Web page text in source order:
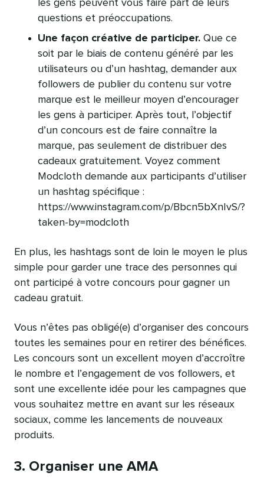
les gens peuvent vous faire part de leurs
questions et préoccupations.
Une façon créative de participer. Que ce
soit par le biais de contenu généré par les
utilisateurs ou d’un hashtag, demander aux
followers de publier du contenu sur votre
marque est le meilleur moyen d’encourager
les gens à participer. Après tout, l’objectif
d’un concours est de faire connaître la
marque, pas seulement de distribuer des
cadeaux gratuitement. Voyez comment
Modcloth demande aux participants d’utiliser
un hashtag spécifique :
https://www.instagram.com/p/Bbcn5bXnIvS/?
taken-by=modcloth
En plus, les hashtags sont de loin le moyen le plus
simple pour garder une trace des personnes qui
ont participé à votre concours pour gagner un
cadeau gratuit.
Vous n’êtes pas obligé(e) d’organiser des concours
toutes les semaines pour en retirer des bénéfices.
Les concours sont un excellent moyen d’accroître
le nombre et l’engagement de vos followers, et
sont une excellente idée pour les campagnes que
vous souhaitez mettre en avant sur les réseaux
sociaux, comme les lancements de nouveaux
produits.
3. Organiser une AMA